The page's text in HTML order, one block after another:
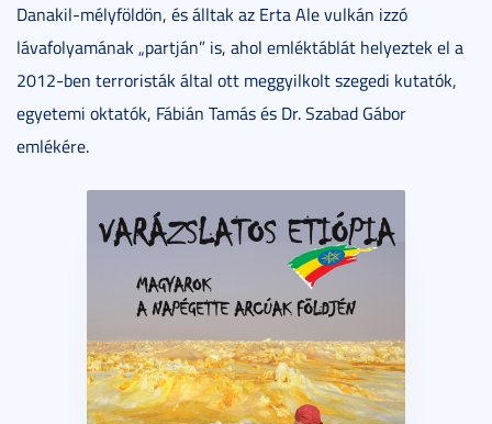
Danakil-mélyföldön, és álltak az Erta Ale vulkán izzó
lávafolyamának „partján” is, ahol emléktáblát helyeztek el a
2012-ben terroristák által ott meggyilkolt szegedi kutatók,
egyetemi oktatók, Fábián Tamás és Dr. Szabad Gábor
emlékére.